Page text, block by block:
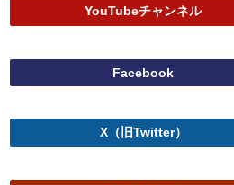
YouTubeチャンネル
Facebook
X（旧Twitter）